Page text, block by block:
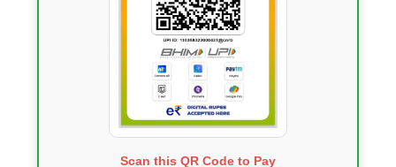
Scan this QR Code to Pay